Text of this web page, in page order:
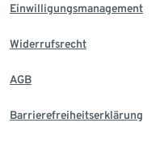
Einwilligungsmanagement
Widerrufsrecht
AGB
Barrierefreiheitserklärung